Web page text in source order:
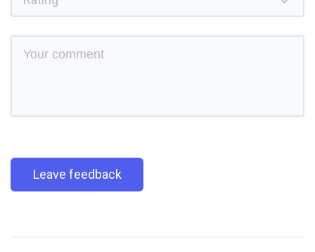
Leave feedback